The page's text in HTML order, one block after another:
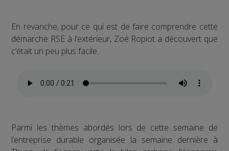
En revanche, pour ce qui est de faire comprendre cette
démarche RSE à l’extérieur, Zoé Ropiot a découvert que
c’était un peu plus facile.
Parmi les thèmes abordés lors de cette semaine de
l’entreprise durable organisée la semaine dernière à